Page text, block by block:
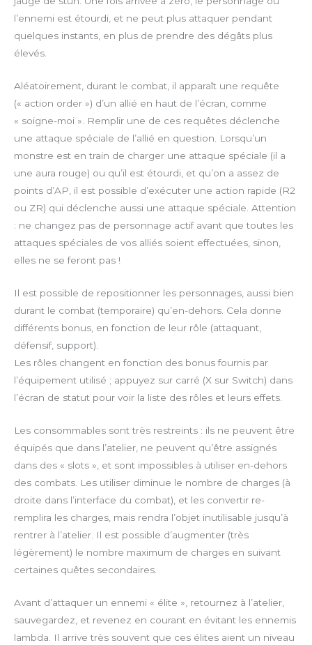
l’ennemi est étourdi, et ne peut plus attaquer pendant
quelques instants, en plus de prendre des dégâts plus
élevés.
Aléatoirement, durant le combat, il apparaît une requête
(« action order ») d’un allié en haut de l’écran, comme
« soigne-moi ». Remplir une de ces requêtes déclenche
une attaque spéciale de l’allié en question. Lorsqu’un
monstre est en train de charger une attaque spéciale (il a
une aura rouge) ou qu’il est étourdi, et qu’on a assez de
points d’AP, il est possible d’exécuter une action rapide (R2
ou ZR) qui déclenche aussi une attaque spéciale. Attention
: ne changez pas de personnage actif avant que toutes les
attaques spéciales de vos alliés soient effectuées, sinon,
elles ne se feront pas !
Il est possible de repositionner les personnages, aussi bien
durant le combat (temporaire) qu’en-dehors. Cela donne
différents bonus, en fonction de leur rôle (attaquant,
défensif, support).
Les rôles changent en fonction des bonus fournis par
l’équipement utilisé ; appuyez sur carré (X sur Switch) dans
l’écran de statut pour voir la liste des rôles et leurs effets.
Les consommables sont très restreints : ils ne peuvent être
équipés que dans l’atelier, ne peuvent qu’être assignés
dans des « slots », et sont impossibles à utiliser en-dehors
des combats. Les utiliser diminue le nombre de charges (à
droite dans l’interface du combat), et les convertir re-
remplira les charges, mais rendra l’objet inutilisable jusqu’à
rentrer à l’atelier. Il est possible d’augmenter (très
légèrement) le nombre maximum de charges en suivant
certaines quêtes secondaires.
Avant d’attaquer un ennemi « élite », retournez à l’atelier,
sauvegardez, et revenez en courant en évitant les ennemis
lambda. Il arrive très souvent que ces élites aient un niveau